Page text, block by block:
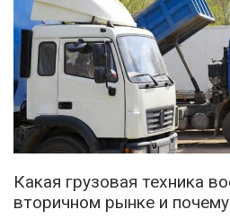
Какая грузовая техника
вторичном рынке и почему